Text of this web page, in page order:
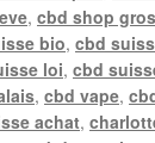
,cbd shop
bio,cbd
loi,cbd
,cbd vape,
achat,